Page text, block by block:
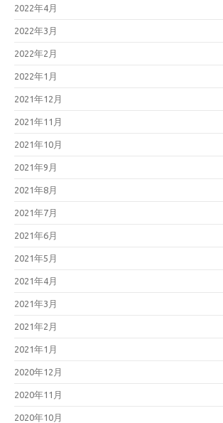
2022年4月
2022年3月
2022年2月
2022年1月
2021年12月
2021年11月
2021年10月
2021年9月
2021年8月
2021年7月
2021年6月
2021年5月
2021年4月
2021年3月
2021年2月
2021年1月
2020年12月
2020年11月
2020年10月